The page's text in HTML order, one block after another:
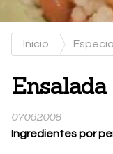
Inicio
07062008
Ingredientes por